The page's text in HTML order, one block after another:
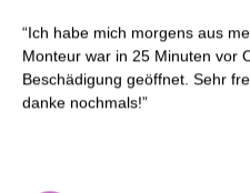
Ich habe mich morgens aus
Monteur war in 25 Minuten vor
Beschädigung geöffnet. Sehr
danke nochmals!